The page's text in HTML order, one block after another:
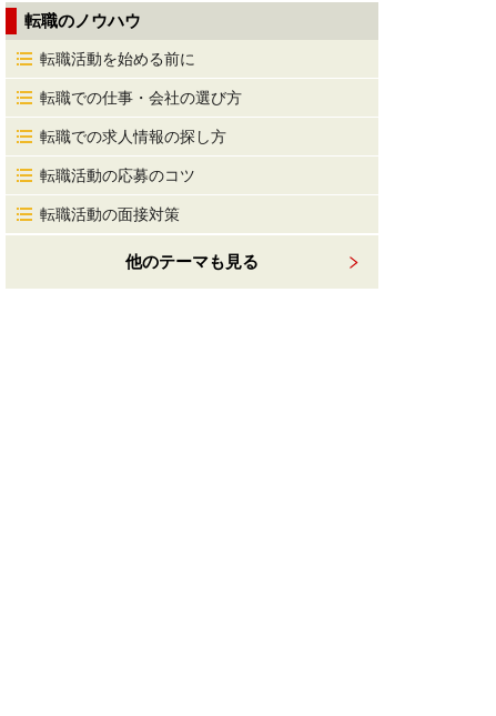
転職のノウハウ
転職活動を始める前に
転職での仕事・会社の選び方
転職での求人情報の探し方
転職活動の応募のコツ
転職活動の面接対策
他のテーマも見る